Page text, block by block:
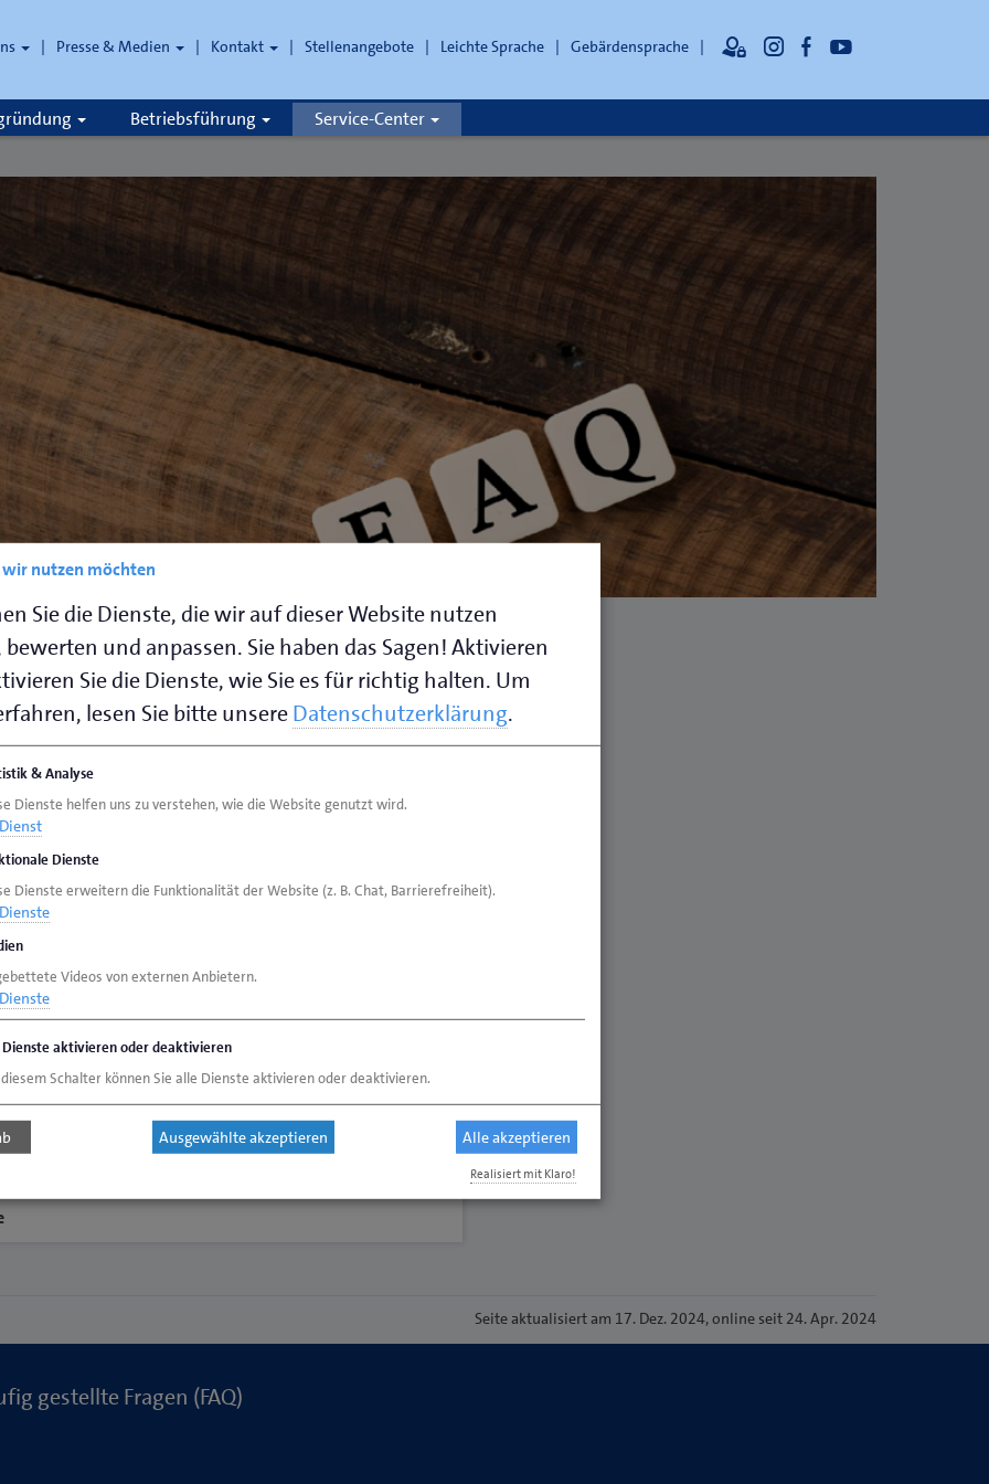
Presse & Medien Kontakt Stellenangebote Leichte Sprache
Gebärdensprache
Betriebsführung Service-Center
(FAQ)
Welche Voraussetzungen muss
zu können? Wo finde ich einen
auf die am häufigsten gestellten Fragen
Seiteaktualisiert am 17. Dez. 2024, online seit 24. Apr. 2024
gestellte Fragen (FAQ)
nutzen möchten
Sie die Dienste, die wir auf dieser Website nutzen
und anpassen. Sie haben das Sagen! Aktivieren
Sie die Dienste, wie Sie es für richtig halten. Um
lesen Sie bitte unsereDatenschutzerklärung.
& Analyse
Dienste helfen uns zu verstehen, wie die Website genutzt wird.
Dienst
Dienste
Dienste erweitern die Funktionalität der Website (z. B. Chat, Barrierefreiheit).
Dienste
Videos von externen Anbietern.
Dienste
Dienste aktivieren oder deaktivieren
Schalter können Sie alle Dienste aktivieren oder deaktivieren.
Ausgewählte akzeptieren Alle akzeptieren
Realisiert mit Klaro!